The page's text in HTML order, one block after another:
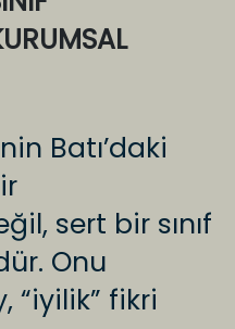
Batı’daki
sert bir sınıf
Onu
“iyilik” fikri